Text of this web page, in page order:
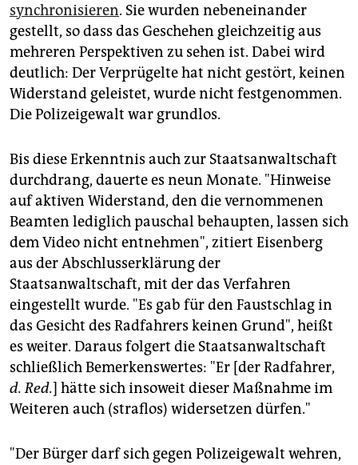
synchronisieren. Sie wurden nebeneinander
gestellt, so dass das Geschehen gleichzeitig aus
mehreren Perspektiven zu sehen ist. Dabei wird
deutlich: Der Verprügelte hat nicht gestört, keinen
Widerstand geleistet, wurde nicht festgenommen.
Die Polizeigewalt war grundlos.
Bis diese Erkenntnis auch zur Staatsanwaltschaft
durchdrang, dauerte es neun Monate. "Hinweise
auf aktiven Widerstand, den die vernommenen
Beamten lediglich pauschal behaupten, lassen sich
dem Video nicht entnehmen", zitiert Eisenberg
aus der Abschlusserklärung der
Staatsanwaltschaft, mit der das Verfahren
eingestellt wurde. "Es gab für den Faustschlag in
das Gesicht des Radfahrers keinen Grund", heißt
es weiter. Daraus folgert die Staatsanwaltschaft
schließlich Bemerkenswertes: "Er [der Radfahrer,
d. Red.] hätte sich insoweit dieser Maßnahme im
Weiteren auch (straflos) widersetzen dürfen."
"Der Bürger darf sich gegen Polizeigewalt wehren,